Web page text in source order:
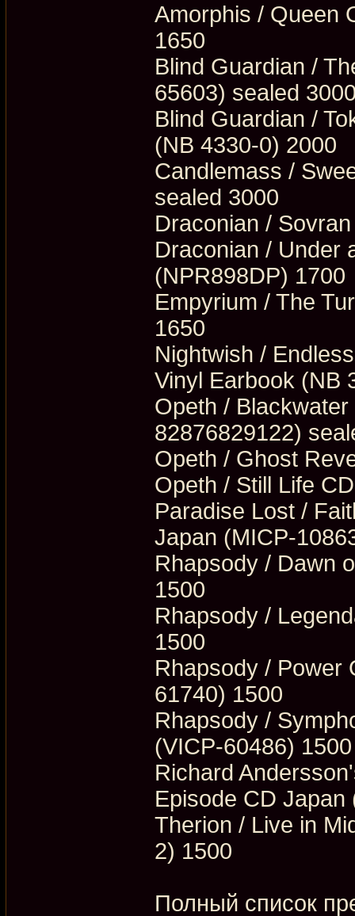
Amorphis / Queen
1650
Blind Guardian /
65603) sealed
Blind Guardian /
(NB 4330-0) 2000
Candlemass /
sealed 3000
Draconian /
Draconian / Under
(NPR898DP) 1700
Empyrium / The
1650
Nightwish /
Vinyl Earbook (NB
Opeth /
82876829122)
Opeth / Ghost
Opeth / Still Life
Paradise Lost /
Japan (MICP-
Rhapsody / Dawn
1500
Rhapsody /
1500
Rhapsody / Power
61740) 1500
Rhapsody /
(VICP-60486) 1500
Richard
Episode CD Japan
Therion / Live in
2) 1500
Полный список